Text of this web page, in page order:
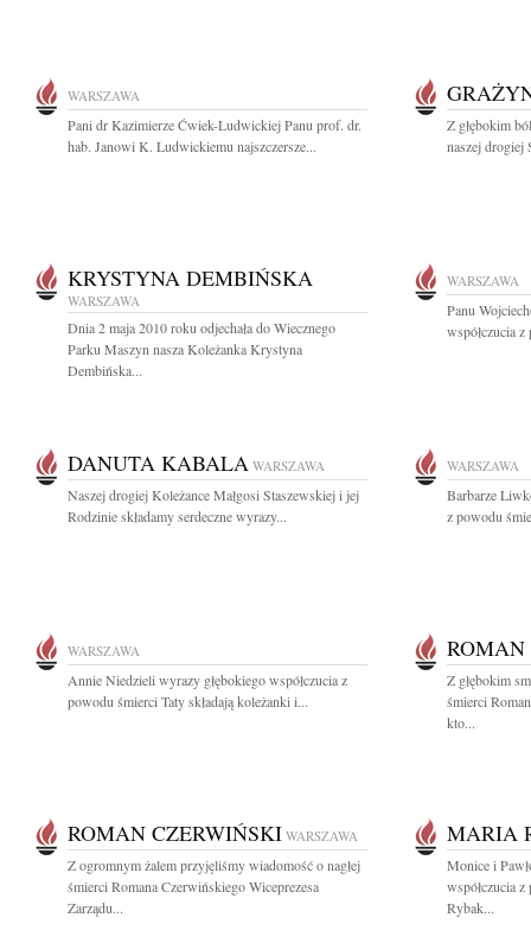
WARSZAWA
Pani dr Kazimierze Ćwiek-Ludwickiej Panu prof. dr.
hab. Janowi K. Ludwickiemu najszczersze...
Z głębokim
naszej drogiej
KRYSTYNA DEMBIŃSKA
WARSZAWA
Dnia 2 maja 2010 roku odjechała do Wiecznego
Parku Maszyn nasza Koleżanka Krystyna
Dembińska...
WARSZAWA
Panu
współczucia
DANUTA KABALA WARSZAWA
Naszej drogiej Koleżance Małgosi Staszewskiej i jej
Rodzinie składamy serdeczne wyrazy...
WARSZAWA
Barbarze
z powodu
WARSZAWA
Annie Niedzieli wyrazy głębokiego współczucia z
powodu śmierci Taty składają koleżanki i...
ROMAN
Z głębokim
śmierci
kto...
ROMAN CZERWIŃSKI WARSZAWA
Z ogromnym żalem przyjęliśmy wiadomość o nagłej
śmierci Romana Czerwińskiego Wiceprezesa
Zarządu...
MARIA
Monice i
współczucia
Rybak...